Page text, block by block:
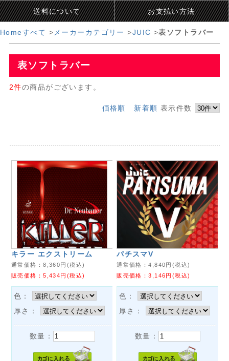
送料について お支払い方法
Homeすべて > メーカーカテゴリー >JUIC >表ソフトラバー
表ソフトラバー
2件の商品がございます。
価格順 新着順 表示件数
キラー エクストリーム
通常価格：8,360円(税込)
販売価格：5,434円(税込)
色：
厚さ：
数量：
パチスマV
通常価格：4,840円(税込)
販売価格：3,146円(税込)
色：
厚さ：
数量：